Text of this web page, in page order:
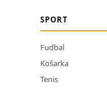
SPORT
Fudbal
Košarka
Tenis